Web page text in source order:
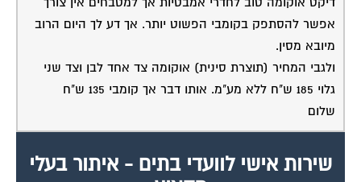
אפשר להסתפק בקומבי הפשוט יותר. אך דע לך היום הרוב
מיובא מסין.
ולגבי המחיר (תוצרת סינית) אוקומה צד אחד לבן וצד שני
גלוי 185 ש"ח ללא מע"מ. אותו דבר אך קומבי 135 ש"ח
שלום
מקצוע